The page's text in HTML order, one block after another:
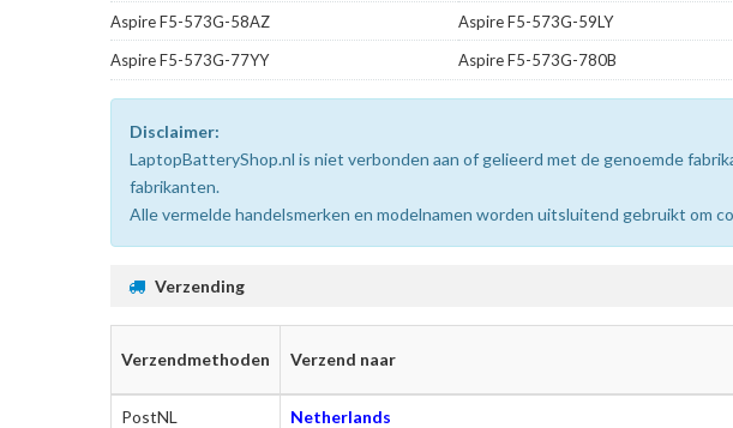
Aspire F5-573G-58AZ
Aspire F5-573G-59LY
Aspire F5-573G-77YY
Aspire F5-573G-780B
Disclaimer:
LaptopBatteryShop.nl is niet verbonden aan of gelieerd met de genoemde
fabrikanten.
Alle vermelde handelsmerken en modelnamen worden uitsluitend gebruikt om
Verzending
Verzendmethoden Verzend naar
PostNL Netherlands